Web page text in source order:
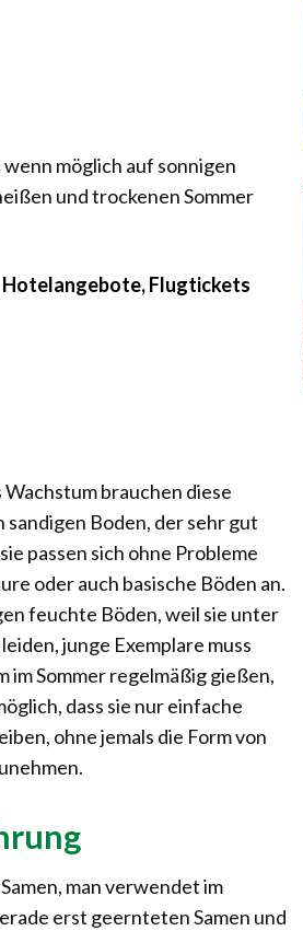
möglich auf sonnigen
und trockenen Sommer
Hotelangebote, Flugtickets
brauchen diese
sandigen Boden, der sehr gut
passen sich ohne Probleme
oder auch basische Böden an.
feuchte Böden, weil sie unter
junge Exemplare muss
im Sommer regelmäßig gießen,
dass sie nur einfache
ohne jemals die Form von
man verwendet im
erst geernteten Samen und